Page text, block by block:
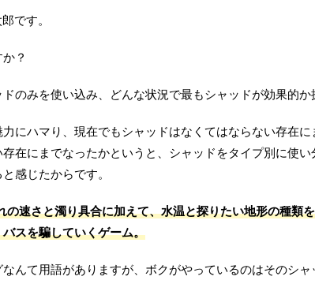
です。
？
のみを使い込み、どんな状況で最もシャッドが効果的か
にハマり、現在でもシャッドはなくてはならない存在に
在にまでなったかというと、シャッドをタイプ別に使
感じたからです。
の速さと濁り具合に加えて、水温と探りたい地形の種類
スを騙していくゲーム。
んて用語がありますが、ボクがやっているのはそのシャ